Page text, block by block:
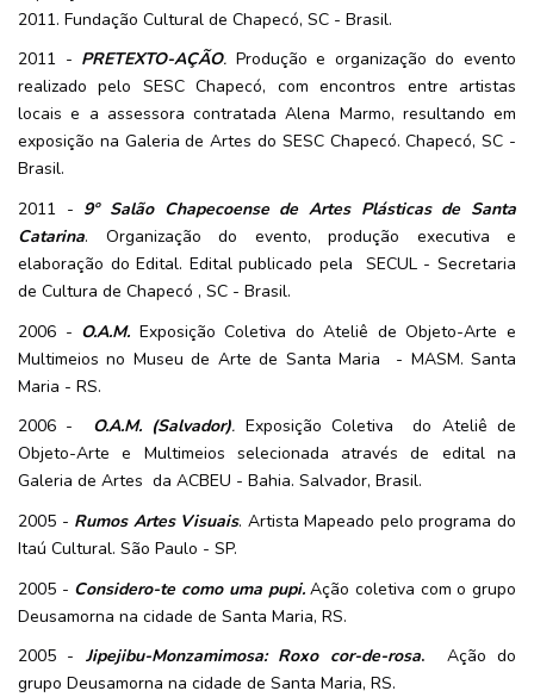
2011. Fundação Cultural de Chapecó, SC - Brasil.
2011 - PRETEXTO-AÇÃO. Produção e organização do evento
realizado pelo SESC Chapecó, com encontros entre artistas
locais e a assessora contratada Alena Marmo, resultando em
exposição na Galeria de Artes do SESC Chapecó. Chapecó, SC -
Brasil.
2011 - 9º Salão Chapecoense de Artes Plásticas de Santa
Catarina. Organização do evento, produção executiva e
elaboração do Edital. Edital publicado pela SECUL - Secretaria
de Cultura de Chapecó , SC - Brasil.
2006 - O.A.M. Exposição Coletiva do Ateliê de Objeto-Arte e
Multimeios no Museu de Arte de Santa Maria - MASM. Santa
Maria - RS.
2006 - O.A.M. (Salvador). Exposição Coletiva do Ateliê de
Objeto-Arte e Multimeios selecionada através de edital na
Galeria de Artes da ACBEU - Bahia. Salvador, Brasil.
2005 - Rumos Artes Visuais. Artista Mapeado pelo programa do
Itaú Cultural. São Paulo - SP.
2005 - Considero-te como uma pupi.Ação coletiva com o grupo
Deusamorna na cidade de Santa Maria, RS.
2005 - Jipejibu-Monzamimosa: Roxo cor-de-rosa.Ação do
grupo Deusamorna na cidade de Santa Maria, RS.